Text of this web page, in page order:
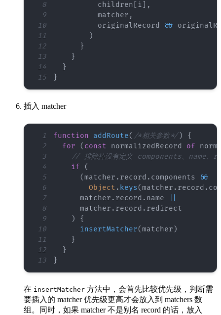
8
          children
i
,
9
          matcher
,
10
          originalRecord
&&
11
)
12
}
13
}
14
}
15
}
插入 matcher
1 function addRoute( /*相关参数*/)
{
2
for ( const normalizedRecord of
3
// 排除掉没有定义 components、name、
4
if
(
5
(matcher . record . components
&&
6
Object . keys(matcher . record .
7
      matcher
. record . name
8
      matcher
. record . redirect
9
)
{
10
insertMatcher(matcher )
11
}
12
}
13
}
在 insertMatcher 方法中，会首先比较优先级，判断需
要插入的 matcher 优先级更高才会放入到 matchers 数
组。同时，如果 matcher 不是别名 record 的话，放入